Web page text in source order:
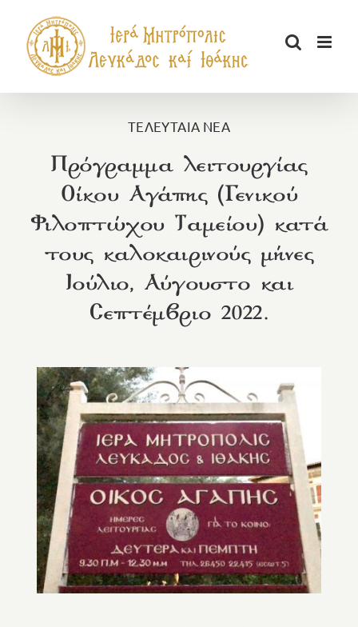
περιεχόμενο
ΤΕΛΕΥΤΑΙΑ ΝΕΑ
Πρόγραμμα λειτουργίας
Οίκου Αγάπης (Γενικού
Φιλοπτώχου Ταμείου) κατά
τους καλοκαιρινούς μήνες
Ιούλιο, Αύγουστο και
Σεπτέμβριο 2022.